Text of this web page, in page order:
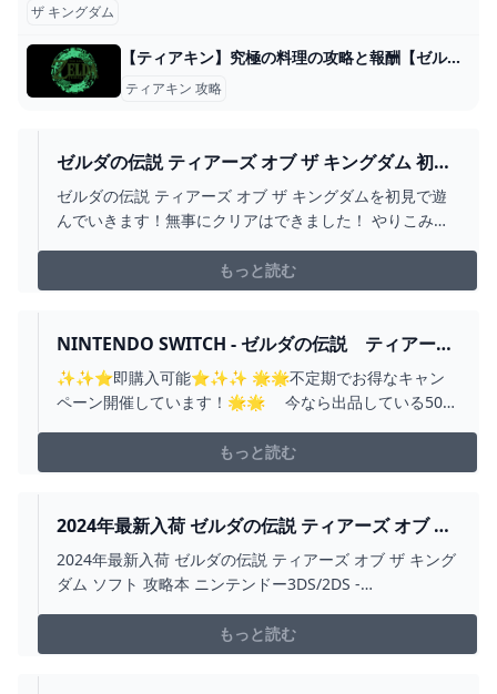
ザ キングダム
【ティアキン】究極の料理の攻略と報酬【ゼルダの伝説ティアーズオブザキングダム】 - ゲームウィズ
ティアキン 攻略
ゼルダの伝説 ティアーズ オブ ザ キングダム 初見
プレイ 第48回 - YOUTUBE
ゼルダの伝説 ティアーズ オブ ザ キングダムを初見で遊
んでいきます！無事にクリアはできました！ やりこみ要
もっと読む
NINTENDO SWITCH - ゼルダの伝説 ティアーズ
オブ ザ キングダムの通販｜ラクマ
✨✨⭐即購入可能⭐✨✨ 🌟🌟不定期でお得なキャン
ペーン開催しています！🌟🌟 今なら出品している500
欄をご確認くださいませ🎶 (ゲーム以外でもOKです🎶)
⚠断捨離ついでの企画ですので、ある程度断捨離でき
連タグ↓↓↓□△ #まーまれーどの出品商品一覧 #まーまれー
どの「ゲーム」商品一覧
△△△△△△△△△△△△△△△△△△△ 🌟🌟🌟🌟🌟
🌟🌟🌟🌟🌟🌟🌟🌟🌟🌟🌟🌟🌟🌟🌟🌟 ●状態 ①パ
ッケージ少し痛みあり ②ゲーム起動確認済み ●発送 ①購
入から2日以内に発送 ②送料無料 ③プチプチ梱包有り ④
もっと読む
2024年最新入荷 ゼルダの伝説 ティアーズ オブ ザ
キングダム ソフト 攻略本 ニンテンドー3DS/2DS -
WWW.BUILDCENTRAL.COM
2024年最新入荷 ゼルダの伝説 ティアーズ オブ ザ キング
ダム ソフト 攻略本 ニンテンドー3DS/2DS -
もっと読む